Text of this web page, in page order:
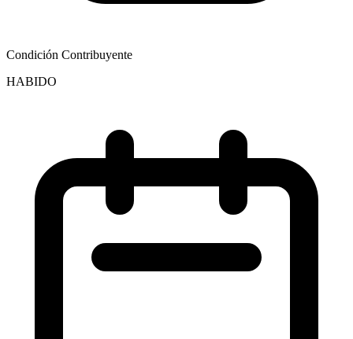
Condición Contribuyente
HABIDO